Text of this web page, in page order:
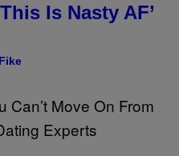
Is Nasty AF’